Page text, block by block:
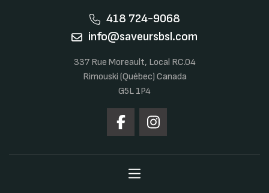
418 724-9068
info@saveursbsl.com
337 Rue Moreault, Local RC.04
Rimouski (Québec) Canada
G5L 1P4